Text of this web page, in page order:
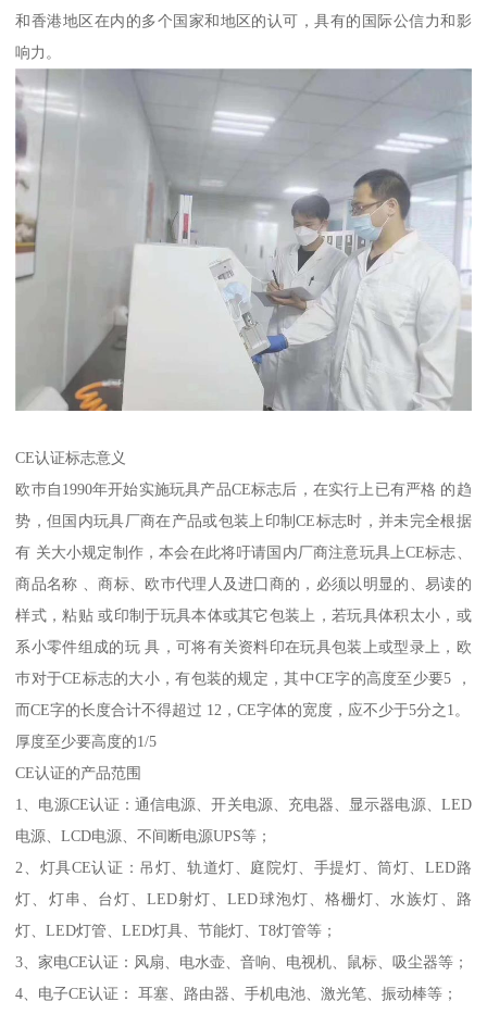
和香港地区在内的多个国家和地区的认可，具有的国际公信力和影
响力。
CE认证标志意义
欧巿自1990年开始实施玩具产品CE标志后，在实行上已有严格 的趋
势，但国内玩具厂商在产品或包装上印制CE标志时，并未完全根据
有 关大小规定制作，本会在此将吁请国内厂商注意玩具上CE标志、
商品名称 、商标、欧巿代理人及进囗商的，必须以明显的、易读的
样式，粘贴 或印制于玩具本体或其它包装上，若玩具体积太小，或
系小零件组成的玩 具，可将有关资料印在玩具包装上或型录上，欧
巿对于CE标志的大小，有包装的规定，其中CE字的高度至少要5 ，
而CE字的长度合计不得超过 12，CE字体的宽度，应不少于5分之1。
厚度至少要高度的1/5
CE认证的产品范围
1、电源CE认证：通信电源、开关电源、充电器、显示器电源、LED
电源、LCD电源、不间断电源UPS等；
2、灯具CE认证：吊灯、轨道灯、庭院灯、手提灯、筒灯、LED路
灯、灯串、台灯、LED射灯、LED球泡灯、格栅灯、水族灯、路
灯、LED灯管、LED灯具、节能灯、T8灯管等；
3、家电CE认证：风扇、电水壶、音响、电视机、鼠标、吸尘器等；
4、电子CE认证： 耳塞、路由器、手机电池、激光笔、振动棒等；